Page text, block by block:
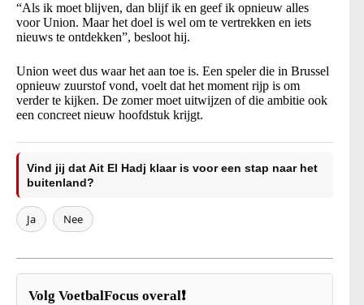
“Als ik moet blijven, dan blijf ik en geef ik opnieuw alles
voor Union. Maar het doel is wel om te vertrekken en iets
nieuws te ontdekken”, besloot hij.
Union weet dus waar het aan toe is. Een speler die in Brussel
opnieuw zuurstof vond, voelt dat het moment rijp is om
verder te kijken. De zomer moet uitwijzen of die ambitie ook
een concreet nieuw hoofdstuk krijgt.
Vind jij dat Ait El Hadj klaar is voor een stap naar het
buitenland?
Ja Nee
Volg VoetbalFocus overal❗